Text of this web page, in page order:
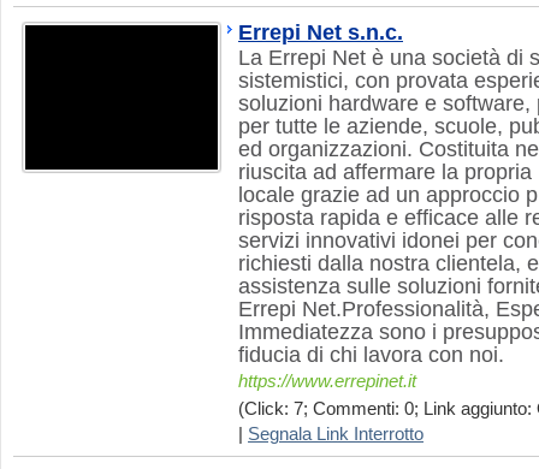
Errepi Net s.n.c.
La Errepi Net è una società di
sistemistici, con provata
soluzioni hardware e
per tutte le aziende, scuole,
ed organizzazioni. Costituita
riuscita ad affermare la
locale grazie ad un approccio
risposta rapida e efficace alle
servizi innovativi idonei per
richiesti dalla nostra clientela,
assistenza sulle soluzioni
Errepi Net.Professionalità,
Immediatezza sono i
fiducia di chi lavora con noi.
https://www.errepinet.it
(Click: 7; Commenti: 0; Link aggiunto:
Segnala Link Interrotto